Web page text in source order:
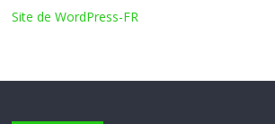
Site de WordPress-FR